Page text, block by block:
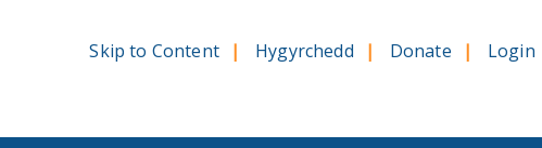
Skip to Content Hygyrchedd Donate Login